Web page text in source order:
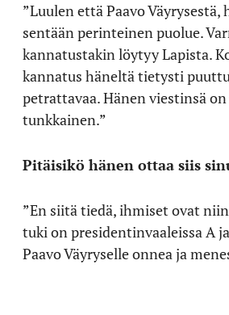
”Luulen että Paavo Väyrysestä,
sentään perinteinen puolue.
kannatustakin löytyy Lapista.
kannatus häneltä tietysti
petrattavaa. Hänen viestinsä
tunkkainen.”
Pitäisikö hänen ottaa siis
”En siitä tiedä, ihmiset ovat
tuki on presidentinvaaleissa A
Paavo Väyryselle onnea ja